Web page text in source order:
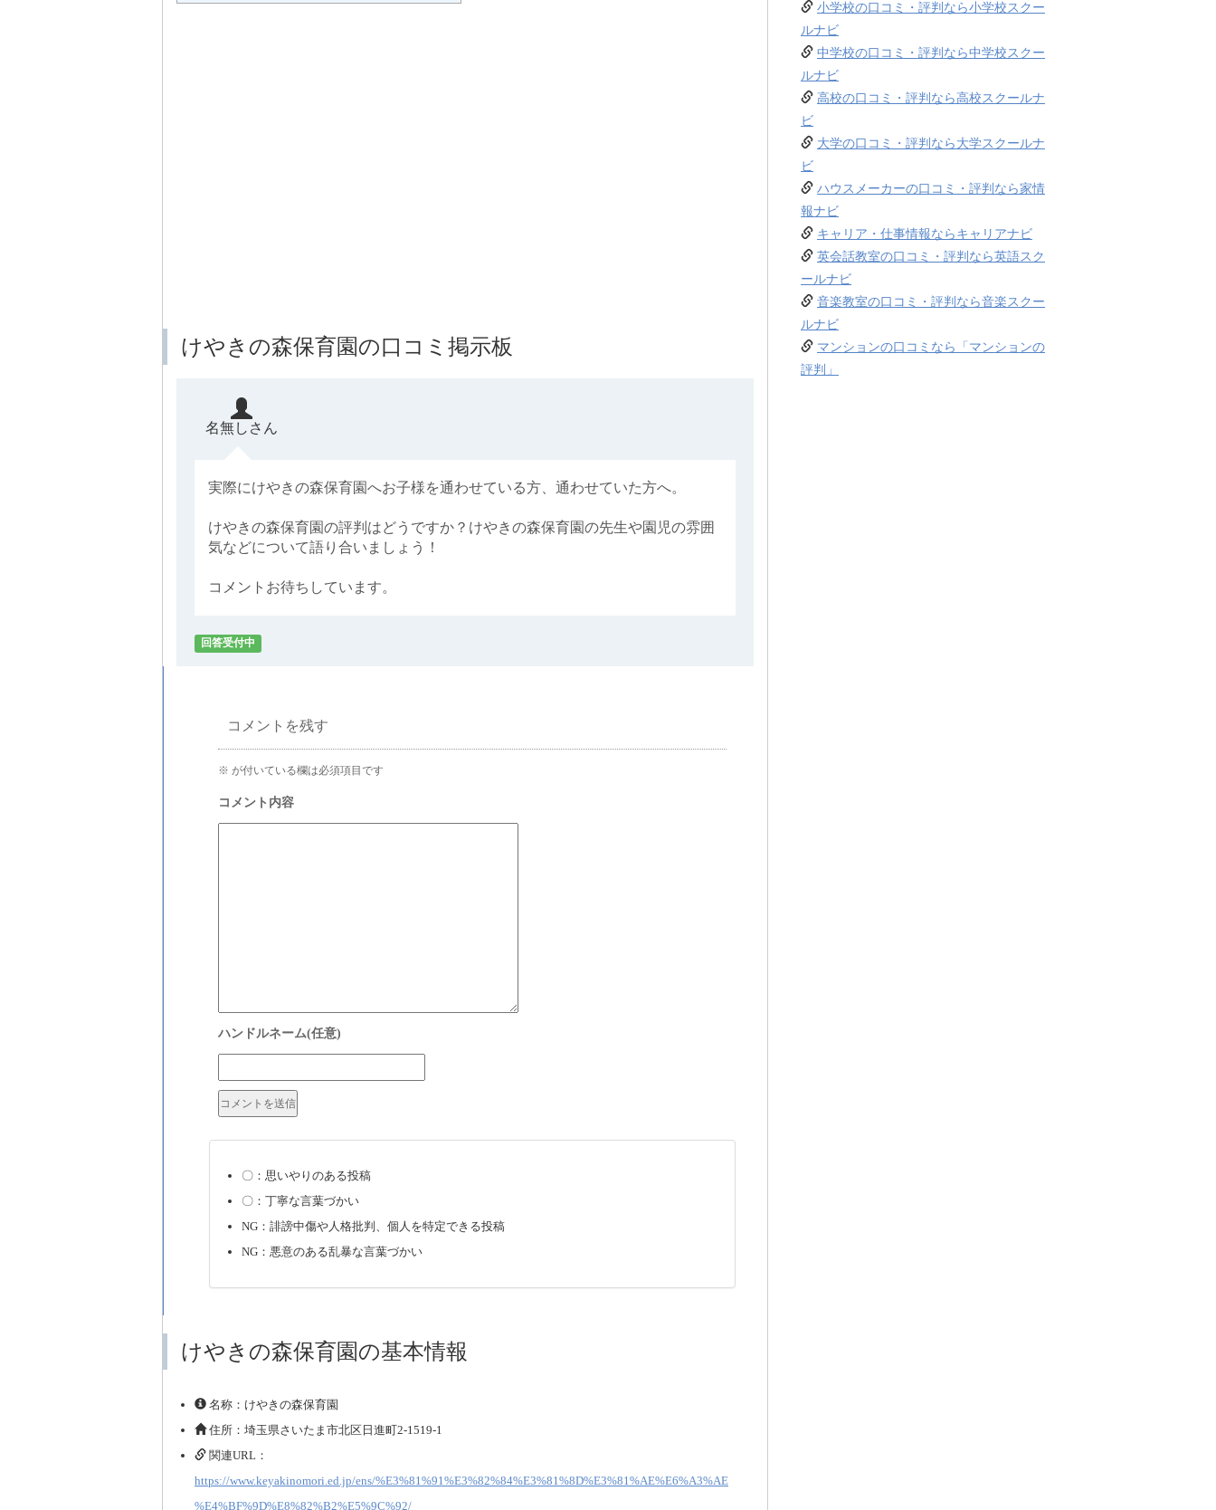
けやきの森保育園の口コミ掲示板
名無しさん
実際にけやきの森保育園へお子様を通わせている方、通わせていた方へ。
けやきの森保育園の評判はどうですか？けやきの森保育園の先生や園児の雰囲
気などについて語り合いましょう！
コメントお待ちしています。
回答受付中
コメントを残す
※ が付いている欄は必須項目です
〇：思いやりのある投稿
〇：丁寧な言葉づかい
NG：誹謗中傷や人格批判、個人を特定できる投稿
NG：悪意のある乱暴な言葉づかい
けやきの森保育園の基本情報
名称：けやきの森保育園
住所：埼玉県さいたま市北区日進町2-1519-1
関連URL：
https://www.keyakinomori.ed.jp/ens/%E3%81%91%E3%82%84%E3%81%8D%E3%81%AE%E6%A3%AE
%E4%BF%9D%E8%82%B2%E5%9C%92/
小学校の口コミ・評判なら小学校スクー
ルナビ
中学校の口コミ・評判なら中学校スクー
ルナビ
高校の口コミ・評判なら高校スクールナ
ビ
大学の口コミ・評判なら大学スクールナ
ビ
ハウスメーカーの口コミ・評判なら家情
報ナビ
キャリア・仕事情報ならキャリアナビ
英会話教室の口コミ・評判なら英語スク
ールナビ
音楽教室の口コミ・評判なら音楽スクー
ルナビ
マンションの口コミなら「マンションの
評判」